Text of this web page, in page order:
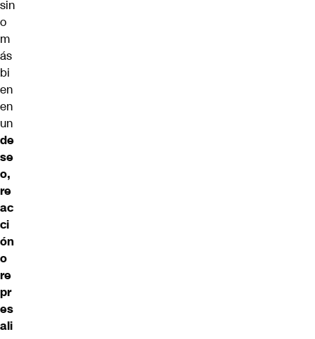
sin
o
m
ás
bi
en
en
un
de
se
o,
re
ac
ci
ón
o
re
pr
es
ali